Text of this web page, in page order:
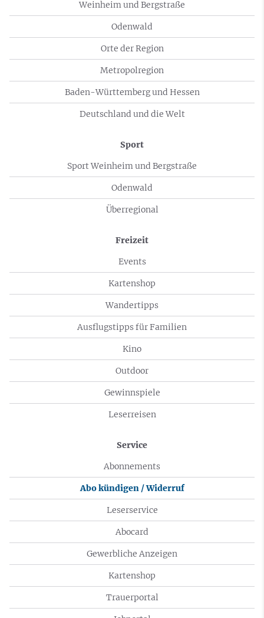
Weinheim und Bergstraße
Odenwald
Orte der Region
Metropolregion
Baden-Württemberg und Hessen
Deutschland und die Welt
Sport
Sport Weinheim und Bergstraße
Odenwald
Überregional
Freizeit
Events
Kartenshop
Wandertipps
Ausflugstipps für Familien
Kino
Outdoor
Gewinnspiele
Leserreisen
Service
Abonnements
Abo kündigen / Widerruf
Leserservice
Abocard
Gewerbliche Anzeigen
Kartenshop
Trauerportal